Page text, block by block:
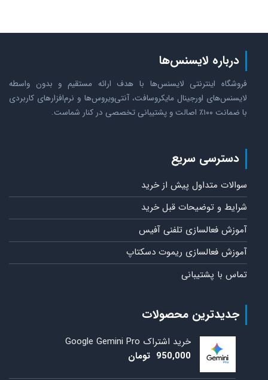
درباره لایسنس‌ها
اینترنتی لایسنس‌ها با هدف ارائه مستقیم و بدون واسطه
اورجینال مایکروسافت، آنتی‌ویروس‌ها و نرم‌افزارهای کاربردی
و پشتیبانی تخصصی در کنار شماست.
دسترسی سریع
متداول پیش از خرید
و توضیحات قبل خرید
فعالسازی تلفنی آفیس
فعالسازی ریموت دسکتاپ
با پشتیبانی
جدیدترین محصولات
خرید اشتراک Google Gemini Pro
950,000 تومان